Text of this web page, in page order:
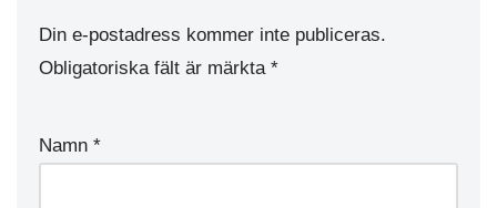
Din e-postadress kommer inte publiceras.
Obligatoriska fält är märkta *
Namn *